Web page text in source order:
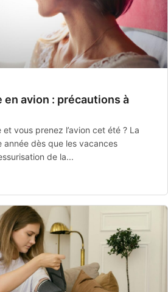
en avion : précautions à
vous prenez l’avion cet été ? La
dès que les vacances
de la...